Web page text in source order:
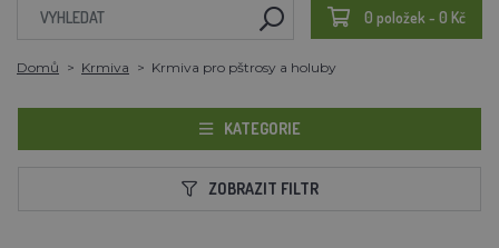
0 položek - 0 Kč
Domů Krmiva Krmiva pro pštrosy a holuby
KATEGORIE
ZOBRAZIT FILTR